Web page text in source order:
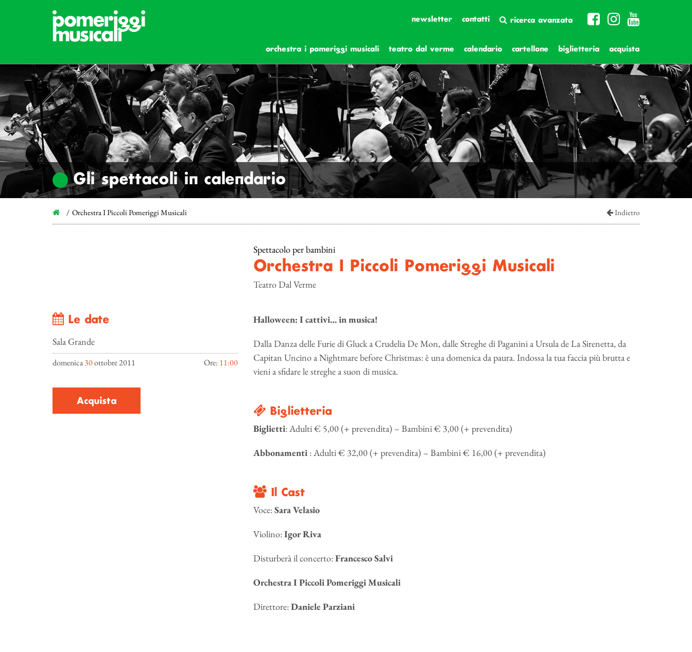
newsletter contatti ricerca avanzata
orchestra i pomeriggi musicali teatro dal verme calendario cartellone biglietteria acquista
Gli spettacoli in calendario
Orchestra I Piccoli Pomeriggi Musicali Indietro
Le date
Sala Grande
domenica30ottobre 2011 Ore: 11:00
Acquista
Spettacolo per bambini
Orchestra I Piccoli Pomeriggi Musicali
Teatro Dal Verme
Halloween: I cattivi… in musica!
Dalla Danza delle Furie di Gluck a Crudelia De Mon, dalle Streghe di Paganini a Ursula de La Sirenetta, da
Capitan Uncino a Nightmare before Christmas: è una domenica da paura. Indossa la tua faccia più brutta e
vieni a sfidare le streghe a suon di musica.
Biglietteria
Biglietti: Adulti € 5,00 (+ prevendita) – Bambini € 3,00 (+ prevendita)
Abbonamenti: Adulti € 32,00 (+ prevendita) – Bambini € 16,00 (+ prevendita)
Il Cast
Voce:Sara Velasio
Violino:Igor Riva
Disturberà il concerto:Francesco Salvi
Orchestra I Piccoli Pomeriggi Musicali
Direttore:Daniele Parziani